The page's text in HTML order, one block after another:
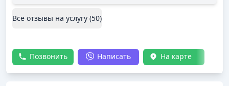
Все отзывы на услугу (50)
Позвонить Написать На карте